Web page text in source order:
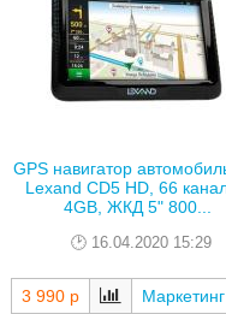
GPS навигатор
Lexand CD5 HD, 66
4GB, ЖКД 5" 800...
16.04.2020 15:29
3 990 р